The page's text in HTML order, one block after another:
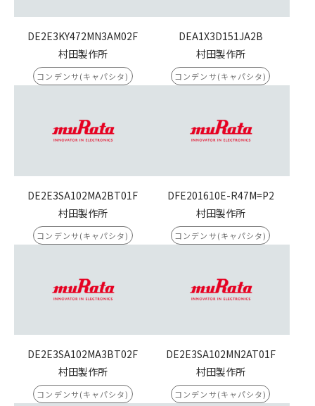
DE2E3KY472MN3AM02F
村田製作所
コンデンサ(キャパシタ)
DEA1X3D151JA2B
村田製作所
コンデンサ(キャパシタ)
DE2E3SA102MA2BT01F
村田製作所
コンデンサ(キャパシタ)
DFE201610E-R47M=P2
村田製作所
コンデンサ(キャパシタ)
DE2E3SA102MA3BT02F
村田製作所
コンデンサ(キャパシタ)
DE2E3SA102MN2AT01F
村田製作所
コンデンサ(キャパシタ)